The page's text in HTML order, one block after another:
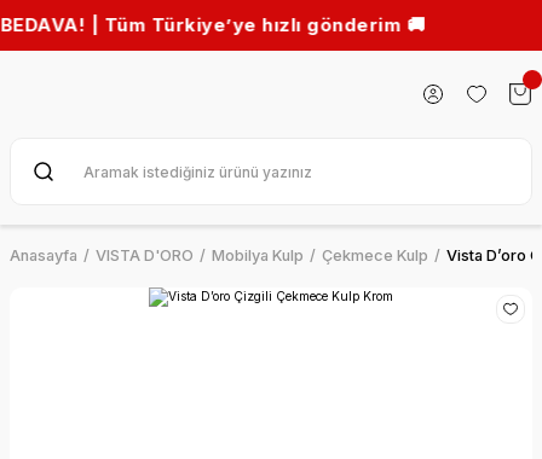
Tüm Türkiye’ye hızlı gönderim 🚚
Anasayfa VISTA D'ORO Mobilya Kulp Çekmece Kulp Vista D’oro